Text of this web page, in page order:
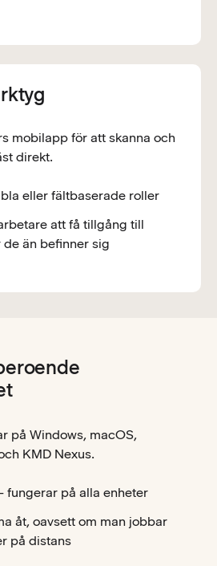
mobilapp för att skanna och
direkt.
eller fältbaserade roller
att få tillgång till
än befinner sig
på Windows, macOS,
KMD Nexus.
fungerar på alla enheter
åt, oavsett om man jobbar
på distans